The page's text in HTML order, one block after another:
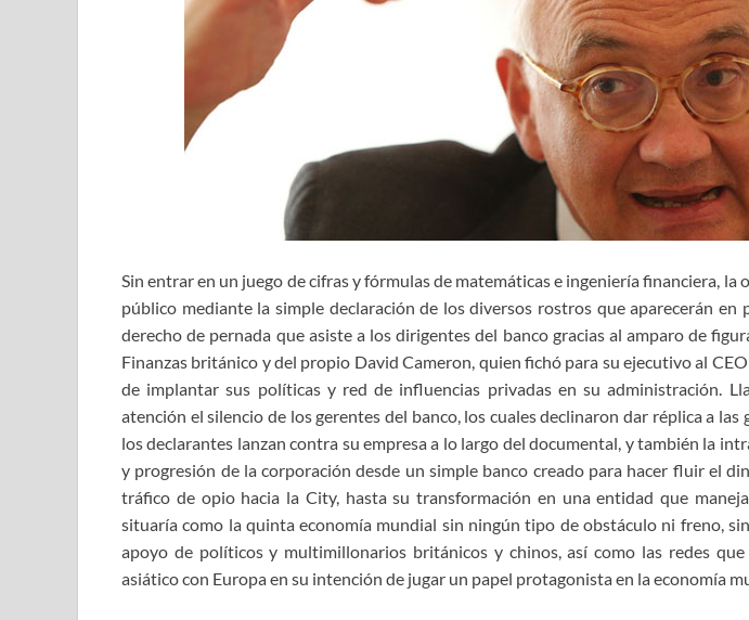
Sin entrar en un juego de cifras y fórmulas de matemáticas e ingeniería financiera, la
público mediante la simple declaración de los diversos rostros que aparecerán en
derecho de pernada que asiste a los dirigentes del banco gracias al amparo de
Finanzas británico y del propio David Cameron, quien fichó para su ejecutivo al
de implantar sus políticas y red de influencias privadas en su administración.
atención el silencio de los gerentes del banco, los cuales declinaron dar réplica a las
los declarantes lanzan contra su empresa a lo largo del documental, y también la
y progresión de la corporación desde un simple banco creado para hacer fluir el
tráfico de opio hacia la City, hasta su transformación en una entidad que
situaría como la quinta economía mundial sin ningún tipo de obstáculo ni freno,
apoyo de políticos y multimillonarios británicos y chinos, así como las redes
asiático con Europa en su intención de jugar un papel protagonista en la economía